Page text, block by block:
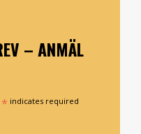
– ANMÄL
* indicates required